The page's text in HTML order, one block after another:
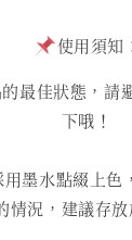
使用須知
佳狀態，請
下哦！
水點綴上色
情況，建議存